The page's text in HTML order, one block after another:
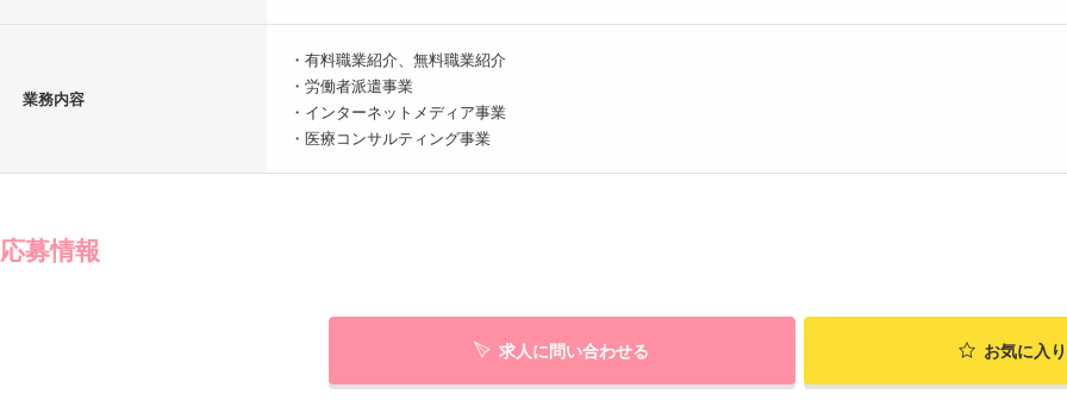
業務内容
・有料職業紹介、無料職業紹介
・労働者派遣事業
・インターネットメディア事業
・医療コンサルティング事業
応募情報
求人に問い合わせる お気に入